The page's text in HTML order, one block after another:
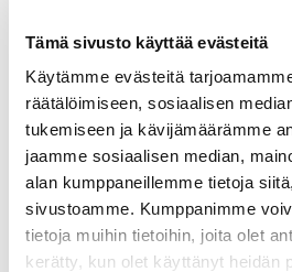
Tämä sivusto käyttää evästeitä
Käytämme evästeitä
räätälöimiseen, sosiaalisen
tukemiseen ja kävijämäärämme
jaamme sosiaalisen median,
alan kumppaneillemme tietoja
sivustoamme. Kumppanimme
tietoja muihin tietoihin, joita olet
kerätty, kun olet käyttänyt heidän
sydänlusikka.…
59.00€
LISÄÄ